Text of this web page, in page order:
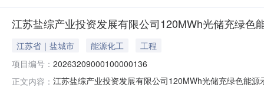
江苏盐综产业投资发展有限公司120MWh光储充绿色
江苏省｜盐城市 能源化工
工程
项目编号： 20263209000100000136
正文内容： 江苏盐综产业投资发展有限公司120MWh光储充绿色能